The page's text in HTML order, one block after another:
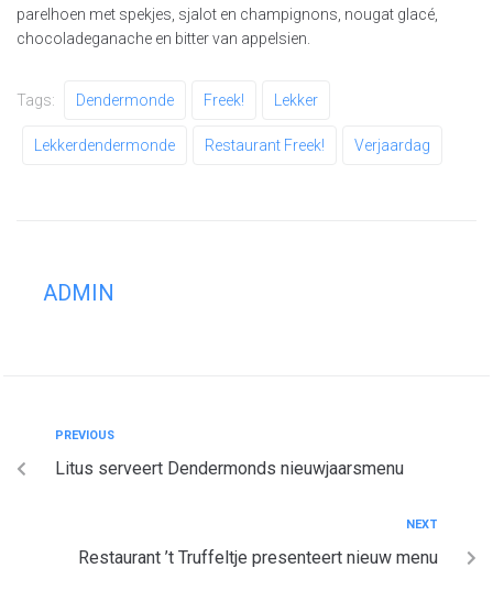
parelhoen met spekjes, sjalot en champignons, nougat glacé,
chocoladeganache en bitter van appelsien.
Tags: Dendermonde Freek! Lekker
Lekkerdendermonde Restaurant Freek! Verjaardag
ADMIN
PREVIOUS
Litus serveert Dendermonds nieuwjaarsmenu
NEXT
Restaurant ’t Truffeltje presenteert nieuw menu